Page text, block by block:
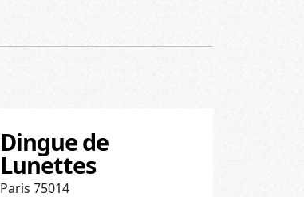
Posté le 06/08/2026
Envoyez-nous une carte
postale avec vos bonnes